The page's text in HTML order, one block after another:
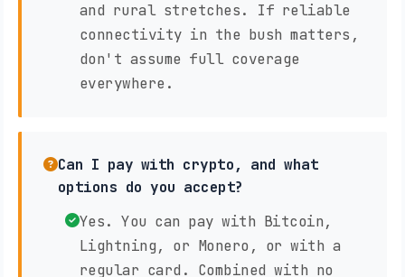
and rural stretches. If reliable
connectivity in the bush matters,
don't assume full coverage
everywhere.
Can I pay with crypto, and what
options do you accept?
Yes. You can pay with Bitcoin,
Lightning, or Monero, or with a
regular card. Combined with no